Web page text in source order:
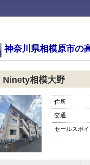
神奈川県相模原市の
Ninety相模大野
住所
交通
セールスポ